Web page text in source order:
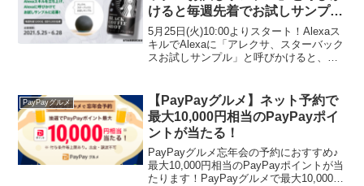
けると毎週先着でお試しサンプル
を1缶お届け
5月25日(火)10:00よりスタート！Alexaス
キルでAlexaに「アレクサ、スターバック
スお試しサンプル」と呼びかけると、毎
届け✨#スターバックス #STA...
PayPayグルメ
【PayPayグルメ】ネット予約で
最大10,000円相当のPayPayポイ
ントが当たる！
PayPayグルメ忘年会の予約におすすめ♪
最大10,000円相当のPayPayポイントが当
たります！PayPayグルメで最大10,000円